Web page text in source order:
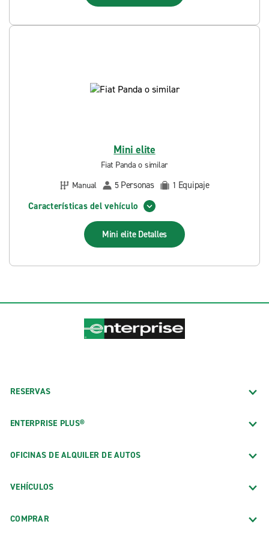
Mini elite
Fiat Panda o similar
Manual
5 Personas 1 Equipaje
Características del vehículo
Mini elite Detalles
RESERVAS
ENTERPRISE PLUS®
OFICINAS DE ALQUILER DE AUTOS
VEHÍCULOS
COMPRAR